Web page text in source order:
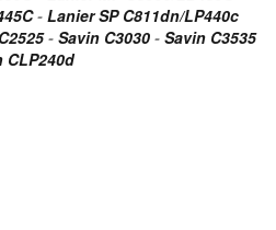
- Lanier SP C811dn/LP440c
- Savin C3030 - Savin C3535
CLP240d